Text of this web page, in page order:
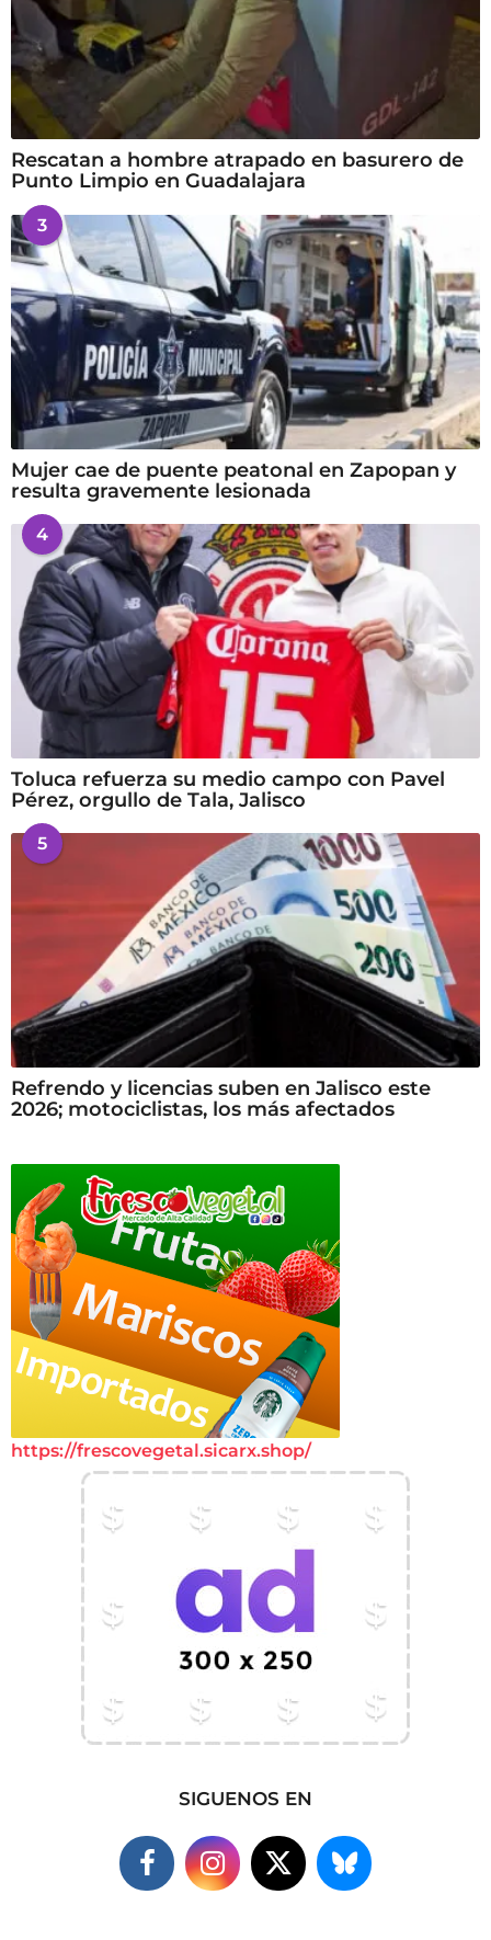
Rescatan a hombre atrapado en basurero de
Punto Limpio en Guadalajara
3
Mujer cae de puente peatonal en Zapopan y
resulta gravemente lesionada
4
Toluca refuerza su medio campo con Pavel
Pérez, orgullo de Tala, Jalisco
5
Refrendo y licencias suben en Jalisco este
2026; motociclistas, los más afectados
https://frescovegetal.sicarx.shop/
SIGUENOS EN